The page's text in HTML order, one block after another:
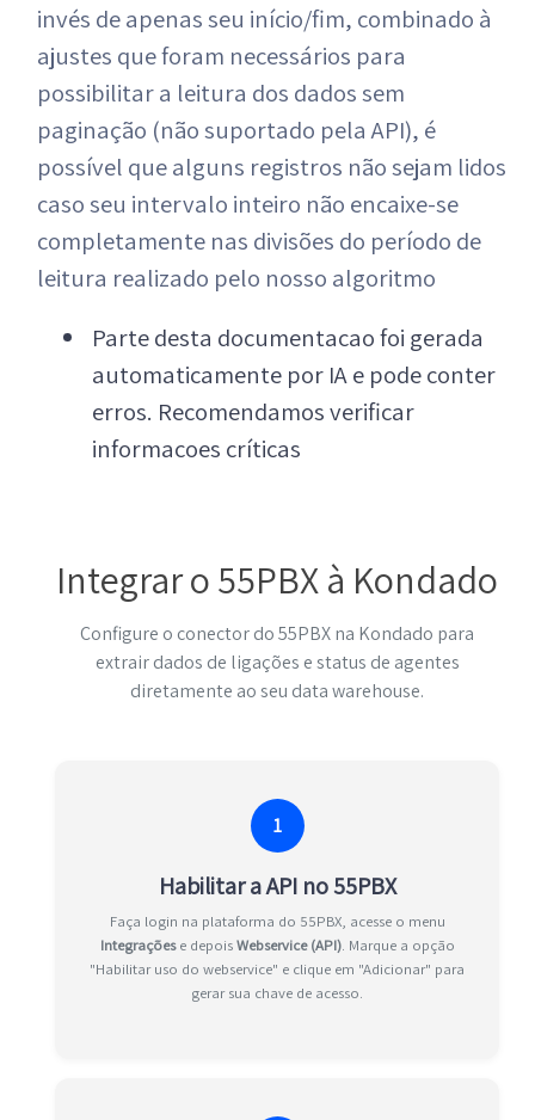
invés de apenas seu início/fim, combinado à
ajustes que foram necessários para
possibilitar a leitura dos dados sem
paginação (não suportado pela API), é
possível que alguns registros não sejam lidos
caso seu intervalo inteiro não encaixe-se
completamente nas divisões do período de
leitura realizado pelo nosso algoritmo
Parte desta documentacao foi gerada
automaticamente por IA e pode conter
erros. Recomendamos verificar
informacoes críticas
Integrar o 55PBX à Kondado
Configure o conector do 55PBX na Kondado para
extrair dados de ligações e status de agentes
diretamente ao seu data warehouse.
1
Habilitar a API no 55PBX
Faça login na plataforma do 55PBX, acesse o menu
Integraçõese depoisWebservice (API). Marque a opção
"Habilitar uso do webservice" e clique em "Adicionar" para
gerar sua chave de acesso.